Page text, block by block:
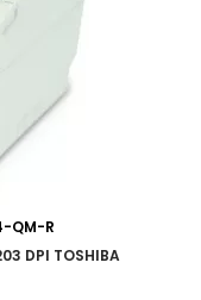
QM-R
DPI TOSHIBA